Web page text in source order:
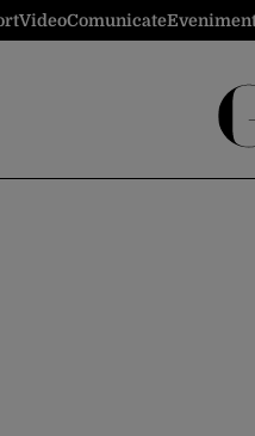
VideoComunicate